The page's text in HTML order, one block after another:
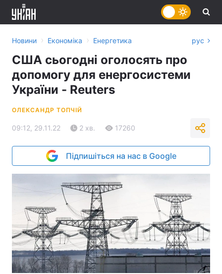
Новини › Економіка › Енергетика рус
США сьогодні оголосять про
допомогу для енергосистеми
України - Reuters
ОЛЕКСАНДР ТОПЧІЙ
09:12, 29.11.22 2 хв. 17260
Підпишіться на нас в Google